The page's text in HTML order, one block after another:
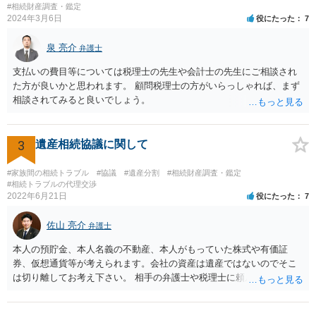
いた方が良い事と書かない方が良い事 回答： お姉さんが申立書の「申
立ての趣旨」のところに書いている遺産の分け方に対して意見があれ
ば、まずそれを書くとよいです。 次に「申立ての理由」のところに、
なぜ調停を申し立てたのか(例えば、あかささんと話合いが出来ない／
決裂した、など)や亡くなった方・あかささん・お姉さん間の事情やい
きさつなどが書かれていると思うので、あかささんから見てそれは違
うと感じるところは、どのように違うのか、など書くとよいです。 そ
の他、お姉さんの申立書には書かれていないけど、どのように遺産を
った等)、それも書くとよいです。 書かない方が良いと思うことは、遺
産分割に関係ない(と思われる)いきさつを沢山盛り込むことだと考えま
す(あくまで遺産分割に関係することに留める方が、裁判所や調停委員
の方に事情を理解してもらいやすいと思います)。
#相続財産調査・鑑定
2024年3月6日 役にたった 7
泉 亮介 弁護士
支払いの費目等については税理士の先生や会計士の先生にご相談され
た方が良いかと思われます。 顧問税理士の方がいらっしゃれば、まず
相談されてみると良いでしょう。
3 遺産相続協議に関して
#家族間の相続トラブル #協議 #遺産分割
#相続財産調査・鑑定
#相続トラブルの代理交渉
2022年6月21日 役にたった 7
佐山 亮介 弁護士
本人の預貯金、本人名義の不動産、本人がもっていた株式や有価証
券、仮想通貨等が考えられます。会社の資産は遺産ではないのでそこ
は切り離してお考え下さい。 相手の弁護士や税理士に頼んでも守秘義
意に開示を求め、応じなければ「調査嘱託」という手続きを使って銀